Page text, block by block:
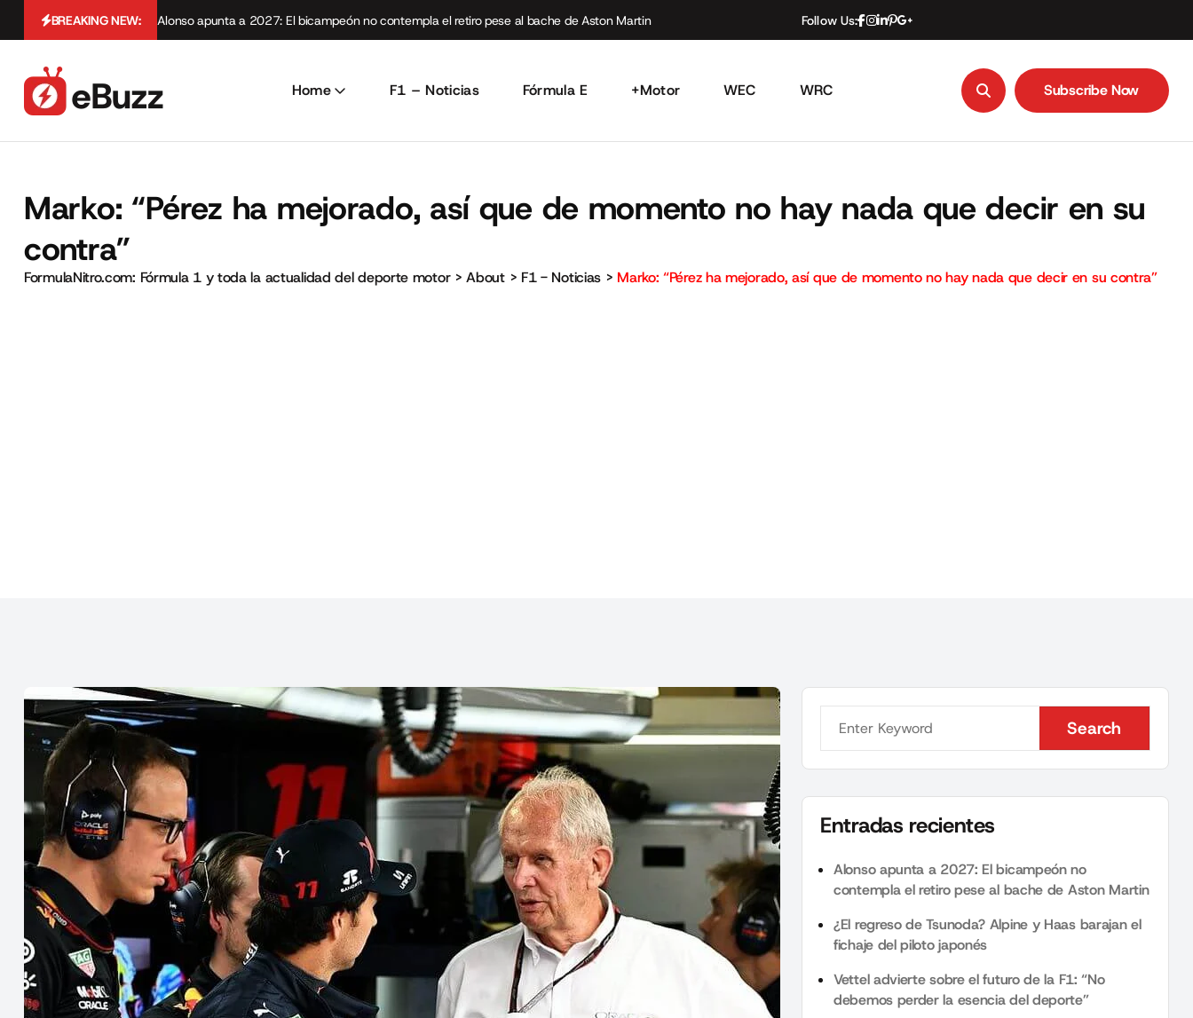
BREAKING NEW: Alonso apunta a 2027: El bicampeón no contempla el retiro pese al bache de Aston Martin Follow Us:
Home F1 – Noticias Fórmula E +Motor WEC WRC Subscribe Now
Marko: “Pérez ha mejorado, así que de momento no hay nada que decir en su
contra”
FormulaNitro.com: Fórmula 1 y toda la actualidad del deporte motor>About> F1 - Noticias > Marko: “Pérez ha mejorado, así que de momento no hay nada que decir en su contra”
Search
Search
Entradas recientes
Alonso apunta a 2027: El bicampeón no
contempla el retiro pese al bache de Aston Martin
¿El regreso de Tsunoda? Alpine y Haas barajan el
fichaje del piloto japonés
Vettel advierte sobre el futuro de la F1: “No
debemos perder la esencia del deporte”